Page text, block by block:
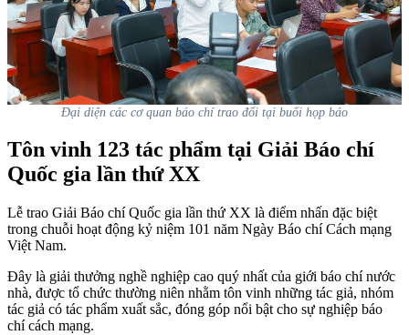
Đại diện các cơ quan báo chí trao đổi tại buổi họp báo
Tôn vinh 123 tác phẩm tại Giải Báo chí
Quốc gia lần thứ XX
Lễ trao Giải Báo chí Quốc gia lần thứ XX là điểm nhấn đặc biệt
trong chuỗi hoạt động kỷ niệm 101 năm Ngày Báo chí Cách mạng
Việt Nam.
Đây là giải thưởng nghề nghiệp cao quý nhất của giới báo chí nước
nhà, được tổ chức thường niên nhằm tôn vinh những tác giả, nhóm
tác giả có tác phẩm xuất sắc, đóng góp nổi bật cho sự nghiệp báo
chí cách mạng.